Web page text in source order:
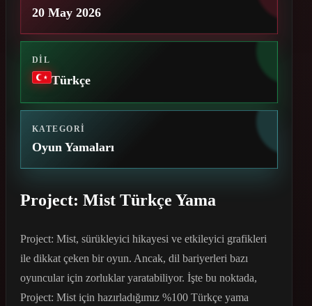
20 May 2026
DIL
Türkçe
KATEGORI
Oyun Yamaları
Project: Mist Türkçe Yama
Project: Mist, sürükleyici hikayesi ve etkileyici grafikleri
ile dikkat çeken bir oyun. Ancak, dil bariyerleri bazı
oyuncular için zorluklar yaratabiliyor. İşte bu noktada,
Project: Mist için hazırladığımız %100 Türkçe yama